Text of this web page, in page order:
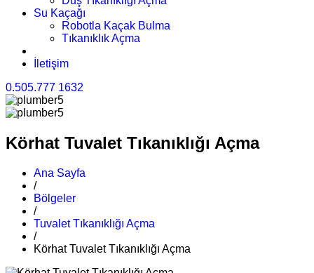
Su Kaçağı
Robotla Kaçak Bulma
Tıkanıklık Açma
İletişim
0.505.777 1632
Körhat Tuvalet Tıkanıklığı Açma
Ana Sayfa
/
Bölgeler
/
Tuvalet Tıkanıklığı Açma
/
Körhat Tuvalet Tıkanıklığı Açma